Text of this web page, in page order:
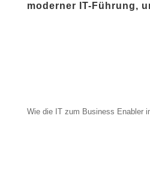
moderner IT-Führung,
Wie die IT zum Business Enabler